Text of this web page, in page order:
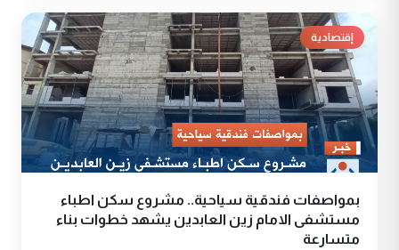
إقتصادية
بمواصفات فندقية سياحية.. مشروع سكن اطباء
مستشفى الامام زين العابدين يشهد خطوات بناء
متسارعة